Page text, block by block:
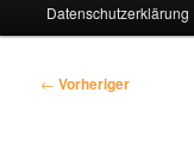
Datenschutzerklärung
Beitragsnavigation
← Vorheriger